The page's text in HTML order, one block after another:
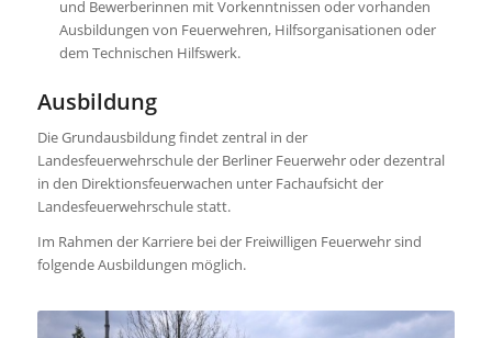
und Bewerberinnen mit Vorkenntnissen oder vorhanden
Ausbildungen von Feuerwehren, Hilfsorganisationen oder
dem Technischen Hilfswerk.
Ausbildung
Die Grundausbildung findet zentral in der
Landesfeuerwehrschule der Berliner Feuerwehr oder dezentral
in den Direktionsfeuerwachen unter Fachaufsicht der
Landesfeuerwehrschule statt.
Im Rahmen der Karriere bei der Freiwilligen Feuerwehr sind
folgende Ausbildungen möglich.